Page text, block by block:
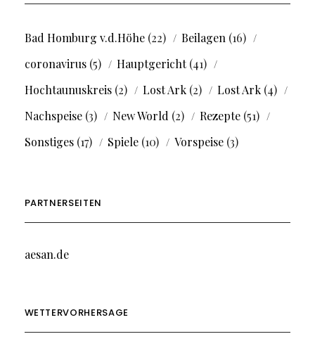
Bad Homburg v.d.Höhe(22) Beilagen (16)
coronavirus(5) Hauptgericht(41)
Hochtaunuskreis(2) Lost Ark(2) Lost Ark(4)
Nachspeise(3) New World (2) Rezepte(51)
Sonstiges(17) Spiele(10) Vorspeise(3)
PARTNERSEITEN
aesan.de
WETTERVORHERSAGE